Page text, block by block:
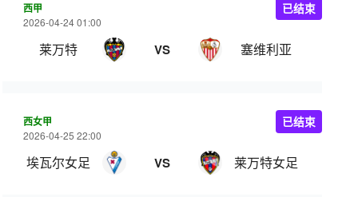
西甲
2026-04-24 01:00
莱万特 VS 塞维利亚
已结束
西女甲
2026-04-25 22:00
埃瓦尔女足 VS 莱万特女足
已结束